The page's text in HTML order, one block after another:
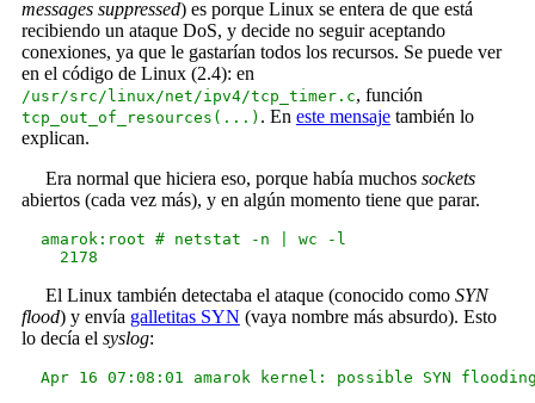
messages suppressed) es porque Linux se entera de que está
recibiendo un ataque DoS, y decide no seguir aceptando
conexiones, ya que le gastarían todos los recursos. Se puede ver
en el código de Linux (2.4): en
/usr/src/linux/net/ipv4/tcp_timer.c, función
tcp_out_of_resources(...) . En este mensajetambién lo
explican.
Era normal que hiciera eso, porque había muchos sockets
abiertos (cada vez más), y en algún momento tiene que parar.
  amarok:root # netstat -n | wc -l
El Linux también detectaba el ataque (conocido como SYN
flood) y envía galletitas SYN (vaya nombre más absurdo). Esto
lo decía el syslog: